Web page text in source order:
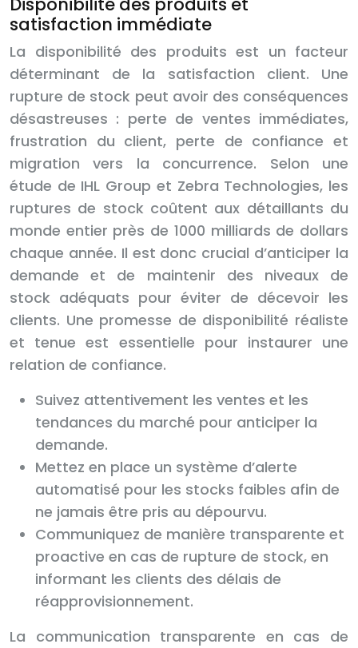
satisfaction immédiate
La disponibilité des produits est un facteur
déterminant de la satisfaction client. Une
rupture de stock peut avoir des conséquences
désastreuses : perte de ventes immédiates,
frustration du client, perte de confiance et
migration vers la concurrence. Selon une
étude de IHL Group et Zebra Technologies, les
ruptures de stock coûtent aux détaillants du
monde entier près de 1000 milliards de dollars
chaque année. Il est donc crucial d’anticiper la
demande et de maintenir des niveaux de
stock adéquats pour éviter de décevoir les
clients. Une promesse de disponibilité réaliste
et tenue est essentielle pour instaurer une
relation de confiance.
Suivez attentivement les ventes et les
tendances du marché pour anticiper la
demande.
Mettez en place un système d’alerte
automatisé pour les stocks faibles afin de
ne jamais être pris au dépourvu.
Communiquez de manière transparente et
proactive en cas de rupture de stock, en
informant les clients des délais de
réapprovisionnement.
La communication transparente en cas de